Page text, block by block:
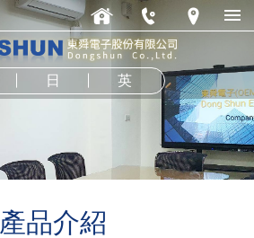
日 英
產品介紹